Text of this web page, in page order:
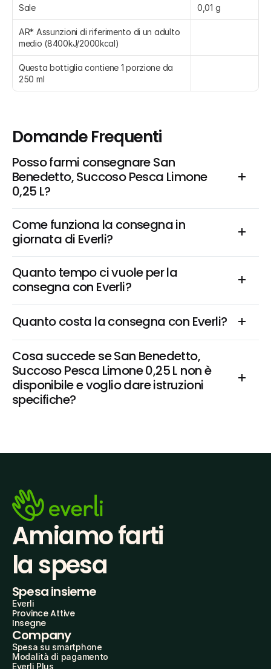
Sale 0,01 g
AR* Assunzioni di riferimento di un adulto
medio (8400kJ/2000kcal)
Questa bottiglia contiene 1 porzione da
250 ml
Domande Frequenti
Posso farmi consegnare San
Benedetto, Succoso Pesca Limone
0,25 L?
Come funziona la consegna in
giornata di Everli?
Quanto tempo ci vuole per la
consegna con Everli?
Quanto costa la consegna con Everli?
Cosa succede se San Benedetto,
Succoso Pesca Limone 0,25 L non è
disponibile e voglio dare istruzioni
specifiche?
Amiamo farti
la spesa
Spesa insieme
Everli
Province Attive
Insegne
Company
Spesa su smartphone
Modalità di pagamento
Everli Plus